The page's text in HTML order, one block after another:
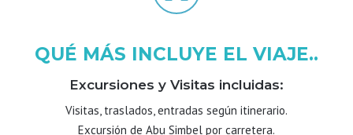
QUÉ MÁS INCLUYE EL VIAJE..
Excursiones y Visitas incluidas:
Visitas, traslados, entradas según itinerario.
Excursión de Abu Simbel por carretera.